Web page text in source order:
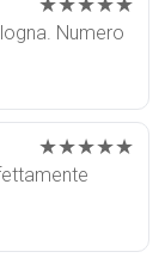
Numero
★★★★★